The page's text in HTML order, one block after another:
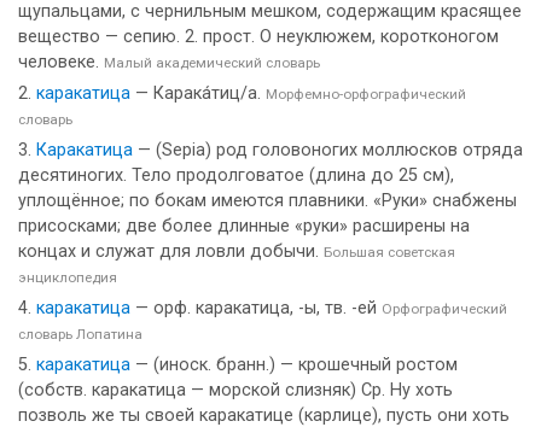
щупальцами, с чернильным мешком, содержащим красящее
вещество — сепию. 2. прост. О неуклюжем, коротконогом
человеке. Малый академический словарь
каракатица — Карака́тиц/а. Морфемно-орфографический
словарь
Каракатица — (Sepia) род головоногих моллюсков отряда
десятиногих. Тело продолговатое (длина до 25 см),
уплощённое; по бокам имеются плавники. «Руки» снабжены
присосками; две более длинные «руки» расширены на
концах и служат для ловли добычи. Большая советская
энциклопедия
каракатица — орф. каракатица, -ы, тв. -ей Орфографический
словарь Лопатина
каракатица — (иноск. бранн.) — крошечный ростом
(собств. каракатица — морской слизняк) Ср. Ну хоть
позволь же ты своей каракатице (карлице), пусть они хоть